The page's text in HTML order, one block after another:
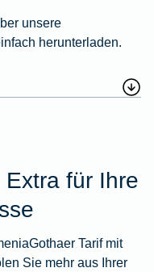
unsere
herunterladen.
für Ihre
Tarif mit
Sie mehr aus Ihrer